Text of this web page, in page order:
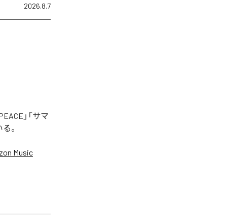
2026.8.7
」「サマ
。
Music